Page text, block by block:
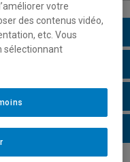
votre
des contenus vidéo,
etc. Vous
sélectionnant